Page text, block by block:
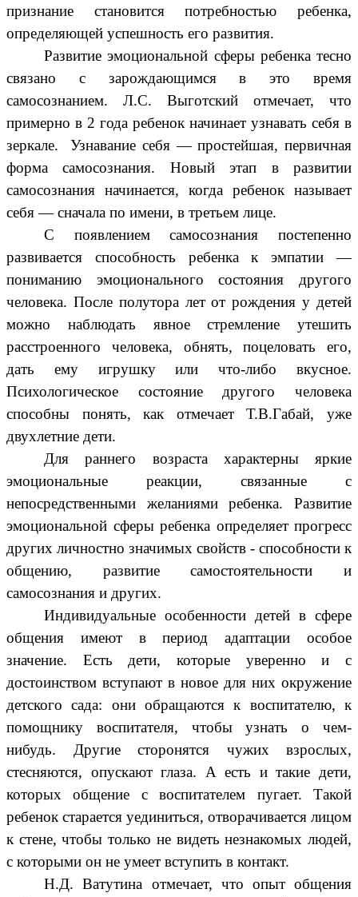
признание становится потребностью ребенка,
определяющей успешность его развития.
Развитие эмоциональной сферы ребенка тесно
связано с зарождающимся в это время
самосознанием. Л.С. Выготский отмечает, что
примерно в 2 года ребенок начинает узнавать себя в
зеркале. Узнавание себя — простейшая, первичная
форма самосознания. Новый этап в развитии
самосознания начинается, когда ребенок называет
себя — сначала по имени, в третьем лице.
С появлением самосознания постепенно
развивается способность ребенка к эмпатии —
пониманию эмоционального состояния другого
человека. После полутора лет от рождения у детей
можно наблюдать явное стремление утешить
расстроенного человека, обнять, поцеловать его,
дать ему игрушку или что-либо вкусное.
Психологическое состояние другого человека
способны понять, как отмечает Т.В.Габай, уже
двухлетние дети.
Для раннего возраста характерны яркие
эмоциональные реакции, связанные с
непосредственными желаниями ребенка. Развитие
эмоциональной сферы ребенка определяет прогресс
других личностно значимых свойств - способности к
общению, развитие самостоятельности и
самосознания и других.
Индивидуальные особенности детей в сфере
общения имеют в период адаптации особое
значение. Есть дети, которые уверенно и с
достоинством вступают в новое для них окружение
детского сада: они обращаются к воспитателю, к
помощнику воспитателя, чтобы узнать о чем-
нибудь. Другие сторонятся чужих взрослых,
стесняются, опускают глаза. А есть и такие дети,
которых общение с воспитателем пугает. Такой
ребенок старается уединиться, отворачивается лицом
к стене, чтобы только не видеть незнакомых людей,
с которыми он не умеет вступить в контакт.
Н.Д. Ватутина отмечает, что опыт общения